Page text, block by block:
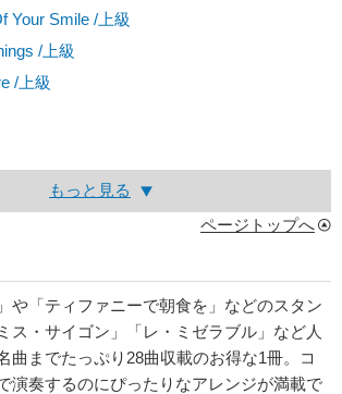
Your Smile /上級
/上級
/上級
もっと見る
ページトップへ
や「ティファニーで朝食を」などのスタン
ス・サイゴン」「レ・ミゼラブル」など人
曲までたっぷり28曲収載のお得な1冊。コ
演奏するのにぴったりなアレンジが満載で